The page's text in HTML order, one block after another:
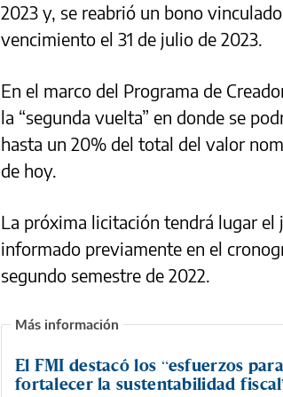
2023 y, se reabrió un bono
vencimiento el 31 de julio de 2023.
En el marco del Programa de
la “segunda vuelta” en donde se
hasta un 20% del total del valor
de hoy.
La próxima licitación tendrá lugar el
informado previamente en el
segundo semestre de 2022.
El FMI destacó los “esfuerzos para
fortalecer la sustentabilidad